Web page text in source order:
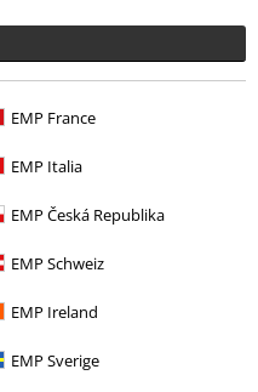
EMP France
EMP Italia
EMP Česká Republika
EMP Schweiz
EMP Ireland
EMP Sverige